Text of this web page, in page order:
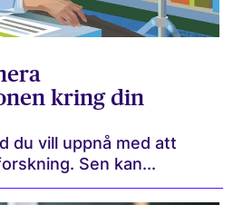
kring din
du vill uppnå med att
Sen kan...